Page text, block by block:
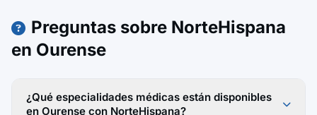
Preguntas sobre NorteHispana
en Ourense
¿Qué especialidades médicas están disponibles
en Ourense con NorteHispana?